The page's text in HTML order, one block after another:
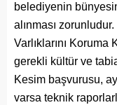
belediyenin
alınması
Varlıklarını
gerekli kültür ve
Kesim başvurusu,
varsa teknik